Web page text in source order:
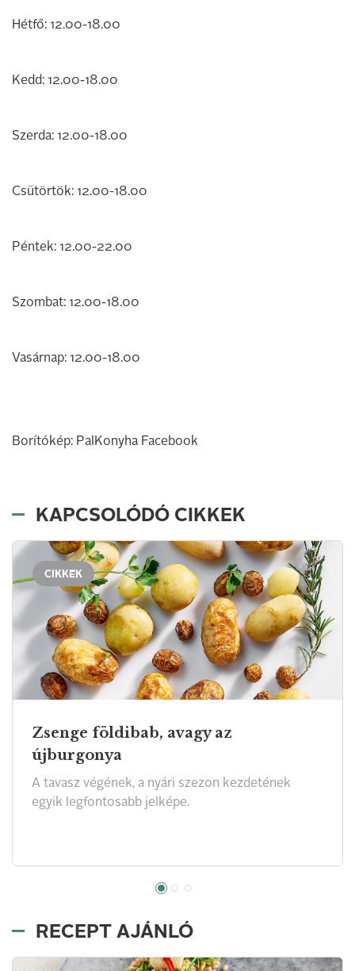
Hétfő: 12.00-18.00
Kedd: 12.00-18.00
Szerda: 12.00-18.00
Csütörtök: 12.00-18.00
Péntek: 12.00-22.00
Szombat: 12.00-18.00
Vasárnap: 12.00-18.00
Borítókép: PalKonyha Facebook
KAPCSOLÓDÓ CIKKEK
CIKKEK
Zsenge földibab, avagy az
újburgonya
A tavasz végének, a nyári szezon kezdetének
egyik legfontosabb jelképe.
RECEPT AJÁNLÓ